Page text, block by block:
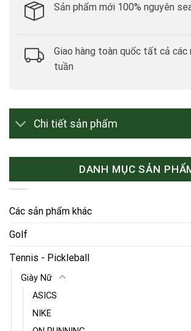
Sản phẩm mới 100% nguyên
Giao hàng toàn quốc tất cả các
tuần
Chi tiết sản phẩm
DANH MỤC SẢN
Các sản phẩm khác
Golf
Tennis - Pickleball
Giày Nữ
ASICS
NIKE